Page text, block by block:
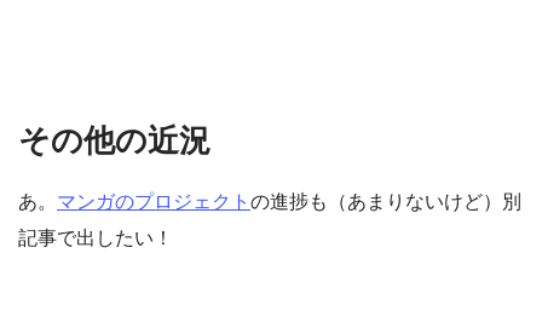
その他の近況
あ。 マンガのプロジェクト の進捗も（あまりないけど）別
記事で出したい！